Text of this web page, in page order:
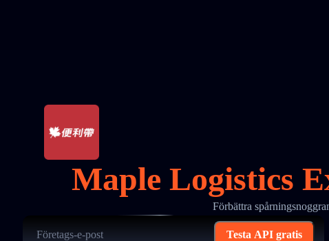
Maple Logistics
Förbättra
Testa API gratis